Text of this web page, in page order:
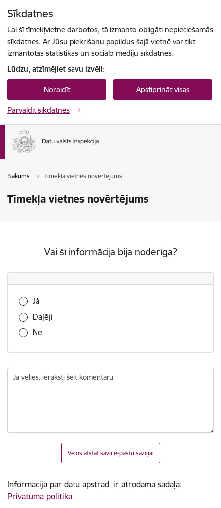
Sīkdatnes
Lai šī tīmekļvietne darbotos, tā izmanto obligāti nepieciešamās
sīkdatnes. Ar Jūsu piekrišanu papildus šajā vietnē var tikt
izmantotas statistikas un sociālo mediju sīkdatnes.
Lūdzu, atzīmējiet savu izvēli:
Noraidīt Apstiprināt visas
Pārvaldīt sīkdatnes
Sākums Tīmekļa vietnes novērtējums
Tīmekļa vietnes novērtējums
Vai šī informācija bija noderīga?
Vai šī informācija bija noderīga?
Jā
Daļēji
Nē
Ja vēlies, ieraksti šeit komentāru
Vēlos atstāt savu e-pastu saziņai
Informācija par datu apstrādi ir atrodama sadaļā:
Privātuma politika